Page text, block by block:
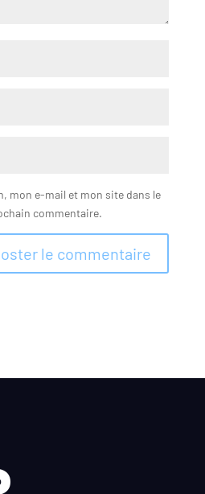
mon e-mail et mon site dans le
commentaire.